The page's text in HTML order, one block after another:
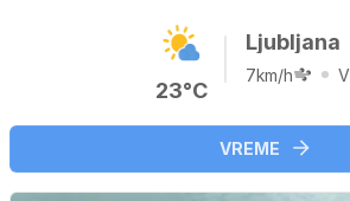
23°C
Ljubljana
7km/h V
VREME